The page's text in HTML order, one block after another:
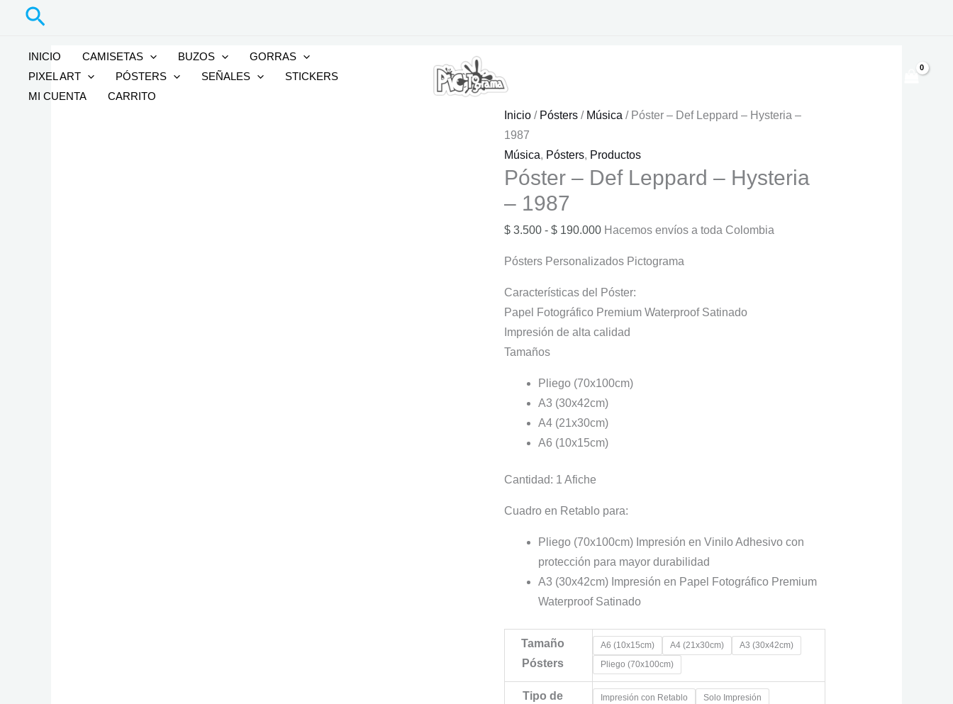
Buscar
INICIO CAMISETAS BUZOS
GORRAS
PIXEL ART
PÓSTERS SEÑALES
STICKERS
MI CUENTA
CARRITO
Inicio / Pósters / Música / Póster – Def Leppard – Hysteria –
1987
Música, Pósters, Productos
Póster – Def Leppard – Hysteria
– 1987
$ 3.500 - $ 190.000Rango
precios:
desde
$ 3.500
hasta
Hacemos envíos a toda Colombia
Pósters Personalizados Pictograma
Características del Póster:
Papel Fotográfico Premium Waterproof Satinado
Impresión de alta calidad
Tamaños
Pliego (70x100cm)
A3 (30x42cm)
A4 (21x30cm)
A6 (10x15cm)
Cantidad: 1 Afiche
Cuadro en Retablo para:
Pliego (70x100cm) Impresión en Vinilo Adhesivo con
protección para mayor durabilidad
A3 (30x42cm) Impresión en Papel Fotográfico Premium
Waterproof Satinado
Tamaño
Pósters
A6 (10x15cm) A4 (21x30cm)
A3 (30x42cm)
Pliego (70x100cm)
Tipo de
Impresión con Retablo Solo Impresión